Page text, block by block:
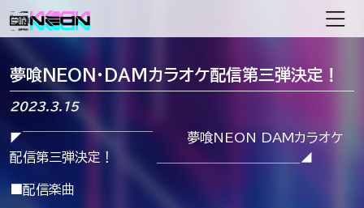
メインナビゲーション
夢喰NEON・DAMカラオケ配信第三弾決定！
2023.3.15
◤￣￣￣￣￣￣￣￣￣￣ 夢喰NEON DAMカラオケ
配信第三弾決定！ ＿＿＿＿＿＿＿＿＿＿＿◢
■配信楽曲